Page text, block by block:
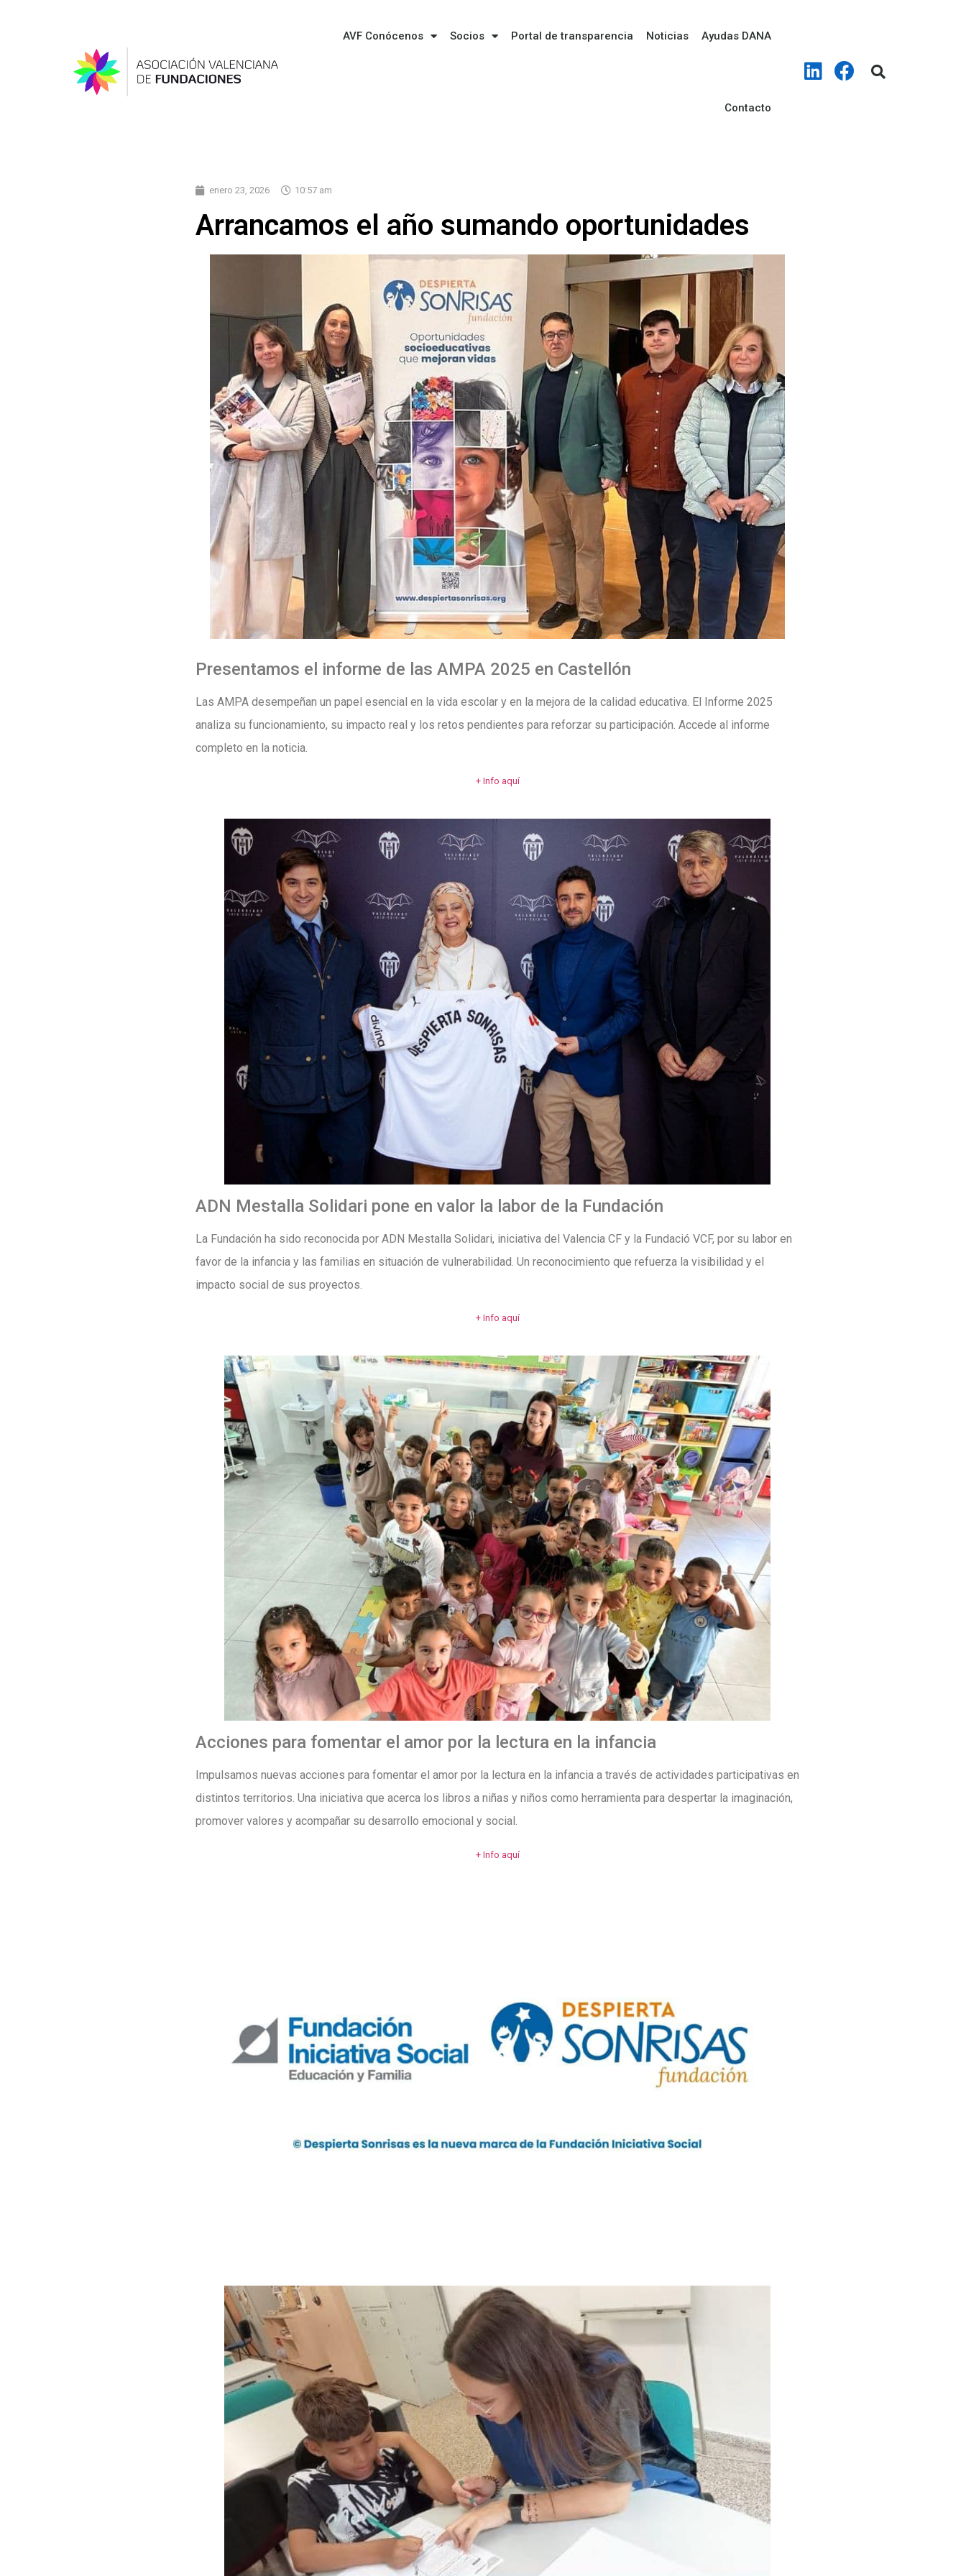
AVF Conócenos Socios Portal de transparencia Noticias Ayudas DANA
Contacto
enero 23, 2026 10:57 am
Arrancamos el año sumando oportunidades
Presentamos el informe de las AMPA 2025 en Castellón
Las AMPA desempeñan un papel esencial en la vida escolar y en la mejora de la calidad educativa. El Informe 2025
analiza su funcionamiento, su impacto real y los retos pendientes para reforzar su participación. Accede al informe
completo en la noticia.
+ Info aquí
ADN Mestalla Solidari pone en valor la labor de la Fundación
La Fundación ha sido reconocida por ADN Mestalla Solidari, iniciativa del Valencia CF y la Fundació VCF, por su labor en
favor de la infancia y las familias en situación de vulnerabilidad. Un reconocimiento que refuerza la visibilidad y el
impacto social de sus proyectos.
+ Info aquí
Acciones para fomentar el amor por la lectura en la infancia
Impulsamos nuevas acciones para fomentar el amor por la lectura en la infancia a través de actividades participativas en
distintos territorios. Una iniciativa que acerca los libros a niñas y niños como herramienta para despertar la imaginación,
promover valores y acompañar su desarrollo emocional y social.
+ Info aquí